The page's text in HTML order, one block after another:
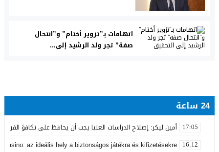
اتهامات بـ”تزوير أختام” و”انتحال
صفة” تجر ولد الرشيد إلى...
24 ساعة
17:05 أمين ليكر: إصلاح الدراسات العليا يجب أن يحافظ على تكافؤ الفرص
16:12
Casino: az ideális hely a biztonságos játékra és kifizetésekre